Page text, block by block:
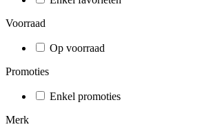
Voorraad
Op voorraad
Promoties
Enkel promoties
Merk